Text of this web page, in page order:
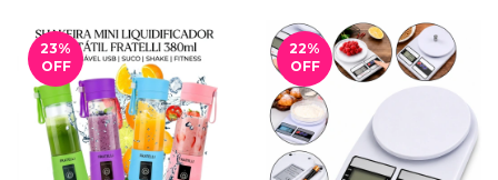
23%
OFF
22%
OFF